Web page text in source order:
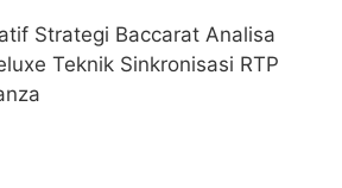
Strategi Baccarat Analisa
Teknik Sinkronisasi RTP